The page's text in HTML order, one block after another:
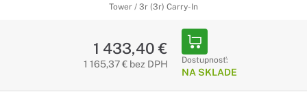
Tower / 3r (3r) Carry-In
1 433,40 €
1 165,37 € bez DPH Dostupnosť:
NA SKLADE